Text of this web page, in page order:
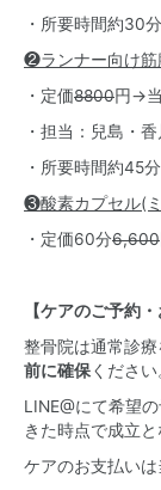
・所要時間約30分
❷ランナー向け筋
・定価8800円→
・担当：兒島・
・所要時間約45分
❸酸素カプセル(
・定価60分6,600
【ケアのご予約
整骨院は通常診
前に確保ください
LINE@にて希望
きた時点で成立と
ケアのお支払いは